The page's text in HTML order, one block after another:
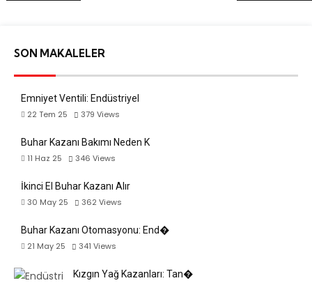
SON MAKALELER
Emniyet Ventili: Endüstriyel
22 Tem 25
379 Views
Buhar Kazanı Bakımı Neden K
11 Haz 25
346 Views
İkinci El Buhar Kazanı Alır
30 May 25
362 Views
Buhar Kazanı Otomasyonu: End�
21 May 25
341 Views
Kızgın Yağ Kazanları: Tan�